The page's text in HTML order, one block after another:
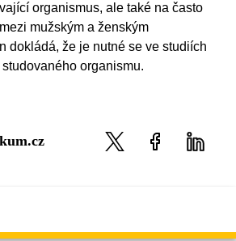
organismus, ale také na často
mužským a ženským
dokládá, že je nutné se ve studiích
organismu.